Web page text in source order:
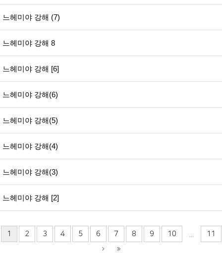
느헤미야 강해 (7)
느헤미야 강해 8
느헤미야 강해 [6]
느헤미야 강해(6)
느헤미야 강해(5)
느헤미야 강해(4)
느헤미야 강해(3)
느헤미야 강해 [2]
1 2 3 4 5 6 7 8 9 10 11